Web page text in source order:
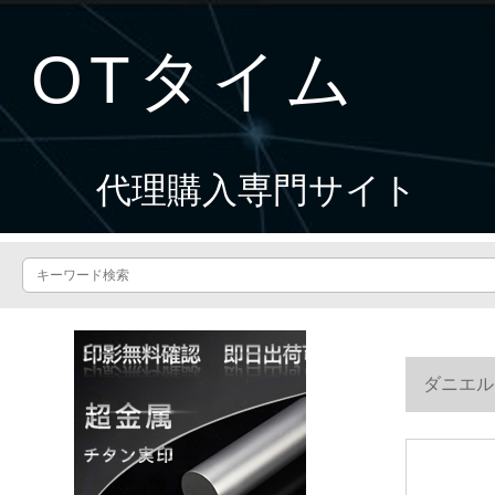
OTタイム
代理購入専門サイト
ダニエ